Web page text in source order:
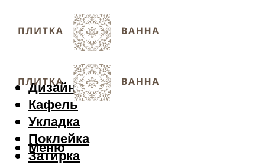
Дизайн
Кафель
Укладка
Поклейка
Затирка
Меню